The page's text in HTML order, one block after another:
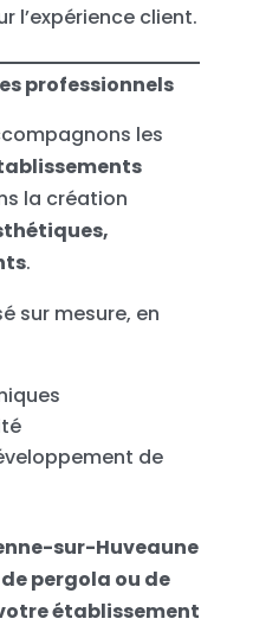
l’expérience client.
professionnels
les
la création
.
sur mesure, en
de
sur-Huveaune
pergola ou de
établissement